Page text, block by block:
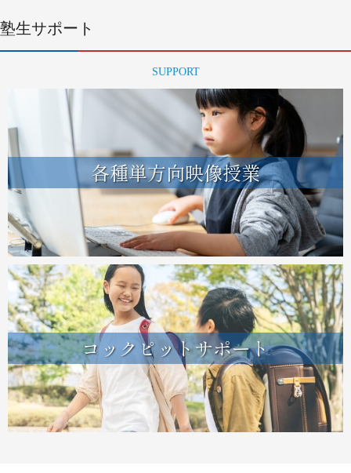
塾生サポート
SUPPORT
各種単方向映像授業
コックピットサポート